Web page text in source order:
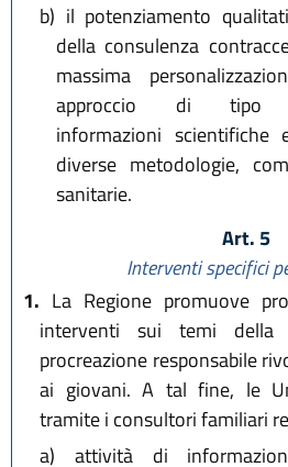
b) il potenziamento
della consulenza
massima
approccio di tipo
informazioni scientifiche
diverse metodologie,
sanitarie.
Art. 5
Interventi specifici
1. La Regione promuove
interventi sui temi della
procreazione responsabile
ai giovani. A tal fine, le
tramite i consultori familiari
a) attività di